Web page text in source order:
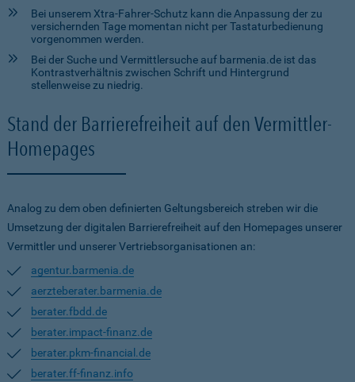
Bei unserem Xtra-Fahrer-Schutz kann die Anpassung der zu
versichernden Tage momentan nicht per Tastaturbedienung
vorgenommen werden.
Bei der Suche und Vermittlersuche auf barmenia.de ist das
Kontrastverhältnis zwischen Schrift und Hintergrund
stellenweise zu niedrig.
Stand der Barrierefreiheit auf den Vermittler-
Homepages
Analog zu dem oben definierten Geltungsbereich streben wir die
Umsetzung der digitalen Barrierefreiheit auf den Homepages unserer
Vermittler und unserer Vertriebsorganisationen an:
agentur.barmenia.de
aerzteberater.barmenia.de
berater.fbdd.de
berater.impact-finanz.de
berater.pkm-financial.de
berater.ff-finanz.info